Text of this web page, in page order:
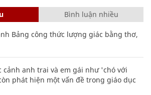
Bình luận nhiều
Bảng công thức lượng giác bằng thơ,
cảnh anh trai và em gái như 'chó với
phát hiện một vấn đề trong giáo dục